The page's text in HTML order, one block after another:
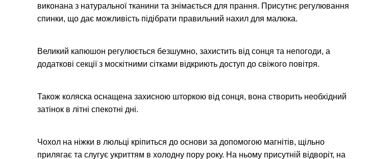
виконана з натуральної тканини та знімається для прання. Присутнє регулювання
спинки, що дає можливість підібрати правильний нахил для малюка.
Великий капюшон регулюється безшумно, захистить від сонця та непогоди, а
додаткові секції з москітними сітками відкриють доступ до свіжого повітря.
Також коляска оснащена захисною шторкою від сонця, вона створить необхідний
затінок в літні спекотні дні.
Чохол на ніжки в люльці кріпиться до основи за допомогою магнітів, щільно
прилягає та слугує укриттям в холодну пору року. На ньому присутній відворіт, на